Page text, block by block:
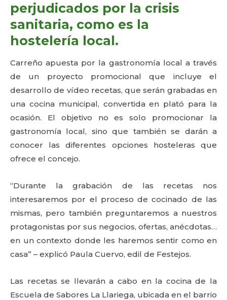
perjudicados por la crisis
sanitaria, como es la
hostelería local.
Carreño apuesta por la gastronomía local a través
de un proyecto promocional que incluye el
desarrollo de vídeo recetas, que serán grabadas en
una cocina municipal, convertida en plató para la
ocasión. El objetivo no es solo promocionar la
gastronomía local, sino que también se darán a
conocer las diferentes opciones hosteleras que
ofrece el concejo.
“Durante la grabación de las recetas nos
interesaremos por el proceso de cocinado de las
mismas, pero también preguntaremos a nuestros
protagonistas por sus negocios, ofertas, anécdotas…
en un contexto donde les haremos sentir como en
casa” – explicó Paula Cuervo, edil de Festejos.
Las recetas se llevarán a cabo en la cocina de la
Escuela de Sabores La Llariega, ubicada en el barrio